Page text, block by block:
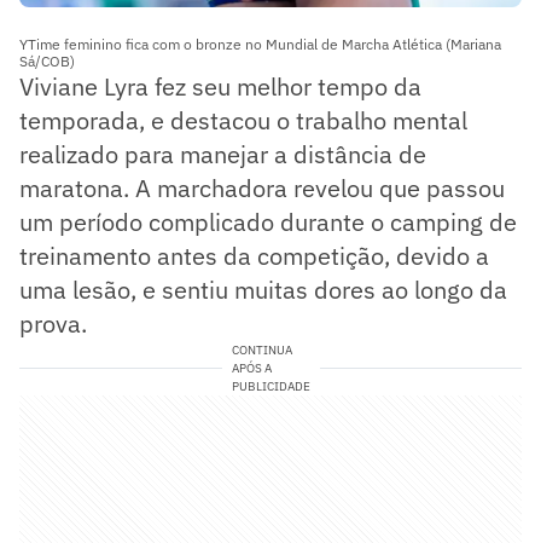
YTime feminino fica com o bronze no Mundial de Marcha Atlética (Mariana
Sá/COB)
Viviane Lyra fez seu melhor tempo da
temporada, e destacou o trabalho mental
realizado para manejar a distância de
maratona. A marchadora revelou que passou
um período complicado durante o camping de
treinamento antes da competição, devido a
uma lesão, e sentiu muitas dores ao longo da
prova.
CONTINUA
APÓS A
PUBLICIDADE